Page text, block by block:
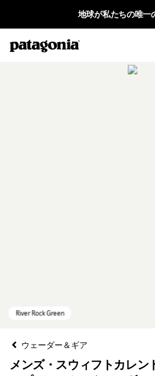
地球が私たちの唯一
ウェーダー＆ギア
メンズ・スウィフトカレン